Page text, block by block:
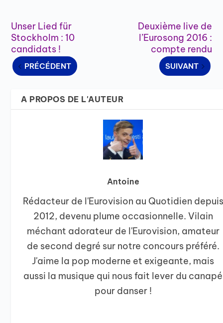
Unser Lied für
Stockholm : 10
candidats !
PRÉCÉDENT
Deuxième live de
l’Eurosong 2016 :
compte rendu
SUIVANT
A PROPOS DE L'AUTEUR
Antoine
Rédacteur de l'Eurovision au Quotidien depuis
2012, devenu plume occasionnelle. Vilain
méchant adorateur de l'Eurovision, amateur
de second degré sur notre concours préféré.
J'aime la pop moderne et exigeante, mais
aussi la musique qui nous fait lever du canapé
pour danser !